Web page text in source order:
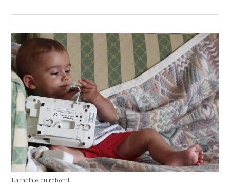
La taclale cu robotul